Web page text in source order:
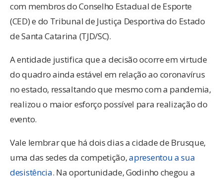
com membros do Conselho Estadual de Esporte
(CED) e do Tribunal de Justiça Desportiva do Estado
de Santa Catarina (TJD/SC).
A entidade justifica que a decisão ocorre em virtude
do quadro ainda estável em relação ao coronavírus
no estado, ressaltando que mesmo com a pandemia,
realizou o maior esforço possível para realização do
evento.
Vale lembrar que há dois dias a cidade de Brusque,
uma das sedes da competição,apresentou a sua
desistência. Na oportunidade, Godinho chegou a